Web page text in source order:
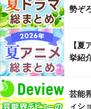
勢ぞ
【
挙紹
芸能
ィシ